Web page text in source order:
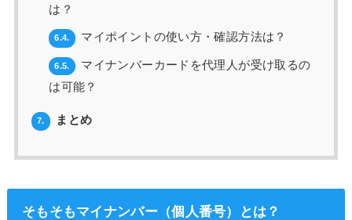
は？
6.4. マイポイントの使い方・確認方法は？
6.5.
マイナンバーカードを代理人が受け取るの
は可能？
7. まとめ
そもそもマイナンバー（個人番号）とは？